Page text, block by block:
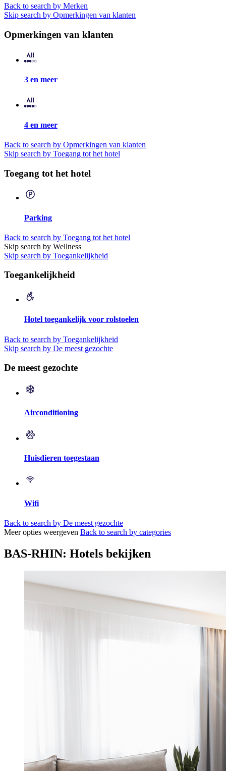
Back to search by Merken
Skip search by Opmerkingen van klanten
Opmerkingen van klanten
3 en meer
4 en meer
Back to search by Opmerkingen van klanten
Skip search by Toegang tot het hotel
Toegang tot het hotel
Parking
Back to search by Toegang tot het hotel
Skip search by Wellness
Skip search by Toegankelijkheid
Toegankelijkheid
Hotel toegankelijk voor rolstoelen
Back to search by Toegankelijkheid
Skip search by De meest gezochte
De meest gezochte
Airconditioning
Huisdieren toegestaan
Wifi
Back to search by De meest gezochte
Meer opties weergeven Back to search by categories
BAS-RHIN: Hotels bekijken